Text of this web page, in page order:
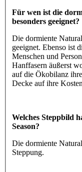
Für wen ist die
besonders geeignet?
Die dormiente
geeignet. Ebenso ist
Menschen und
Hanffasern äußerst
auf die Ökobilanz
Decke auf ihre
Welches Steppbild
Season?
Die dormiente
Steppung.